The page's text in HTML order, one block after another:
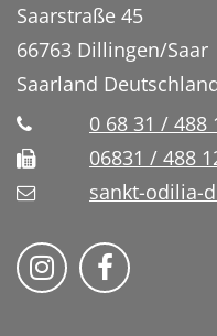
Saarstraße 45
66763 Dillingen/Saar
Saarland
0 68 31 / 488
06831 / 488
sankt-odilia-
Bistum Trier
Bistum